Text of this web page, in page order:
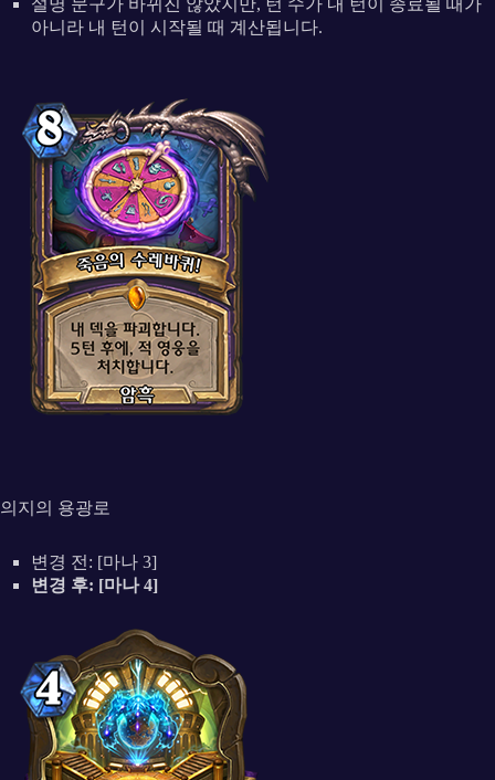
설명 문구가 바뀌진 않았지만, 턴 수가 내 턴이 종료될 때가
아니라 내 턴이 시작될 때 계산됩니다.
의지의 용광로
변경 전: [마나 3]
변경 후: [마나 4]